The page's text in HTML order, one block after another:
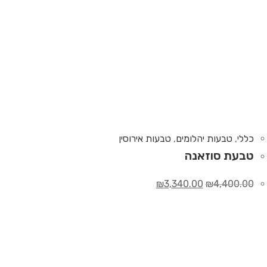
כללי, טבעות יהלומים, טבעות אירוסין
טבעת סוזאנה
₪4,400.00
₪3,340.00